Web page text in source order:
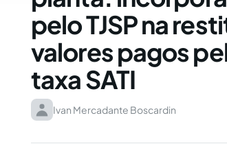
pelo TJSP na
valores pagos
taxa SATI
Ivan Mercadante Boscardin